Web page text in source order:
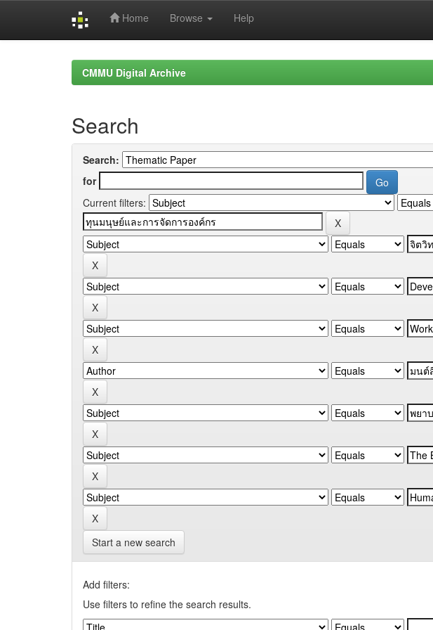
Home Browse Help
CMMU Digital Archive
Search
Search:
for
Current filters:
Start a new search
Add filters:
Use filters to refine the search results.